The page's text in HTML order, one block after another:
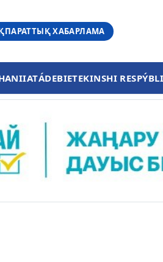
ХАБАРЛАМА
ÁDEBIETEKINSHI